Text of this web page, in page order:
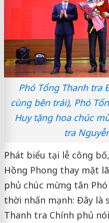
Phó Tổng Thanh tra
cùng bên trái), Phó
Huy tặng hoa chúc
tra
Phát biểu tại lễ công
Hồng Phong thay mặt
phủ chúc mừng tân
thời nhấn mạnh: Đây là
Thanh tra Chính phủ